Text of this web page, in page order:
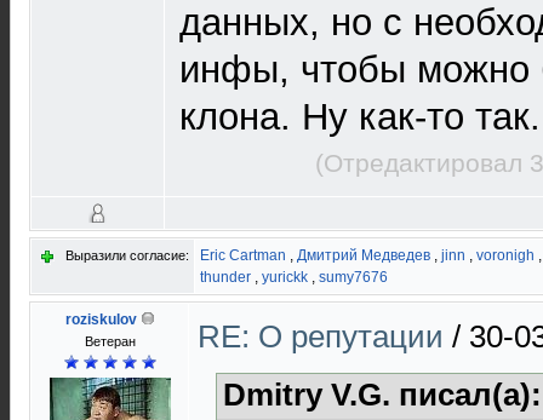
данных, но с
инфы, чтобы можно
клона. Ну как-то так.
(Отредактировал
Выразили согласие: Eric Cartman , Дмитрий Медведев , jinn , voronigh
thunder , yurickk , sumy7676
roziskulov
Ветеран RE: О репутации / 30-
Dmitry V.G.